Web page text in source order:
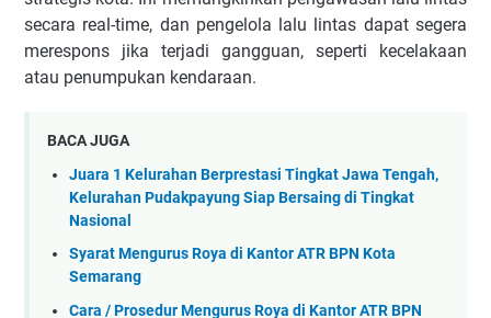
secara real-time, dan pengelola lalu lintas dapat segera
merespons jika terjadi gangguan, seperti kecelakaan
atau penumpukan kendaraan.
BACA JUGA
Juara 1 Kelurahan Berprestasi Tingkat Jawa Tengah,
Kelurahan Pudakpayung Siap Bersaing di Tingkat
Nasional
Syarat Mengurus Roya di Kantor ATR BPN Kota
Semarang
Cara / Prosedur Mengurus Roya di Kantor ATR BPN